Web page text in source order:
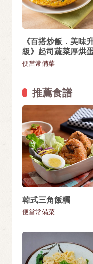
《百搭炒飯．美味
級》起司蔬菜厚烘
便當常備菜
推薦食譜
韓式三角飯糰
便當常備菜